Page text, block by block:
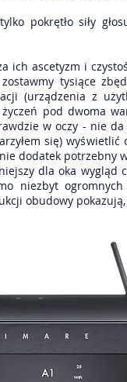
pokrętło siły
ich ascetyzm i
tysiące
(urządzenia z
życzeń pod dwoma
w oczy - nie
się)
dodatek potrzebny
dla oka wygląd
niezbyt
obudowy